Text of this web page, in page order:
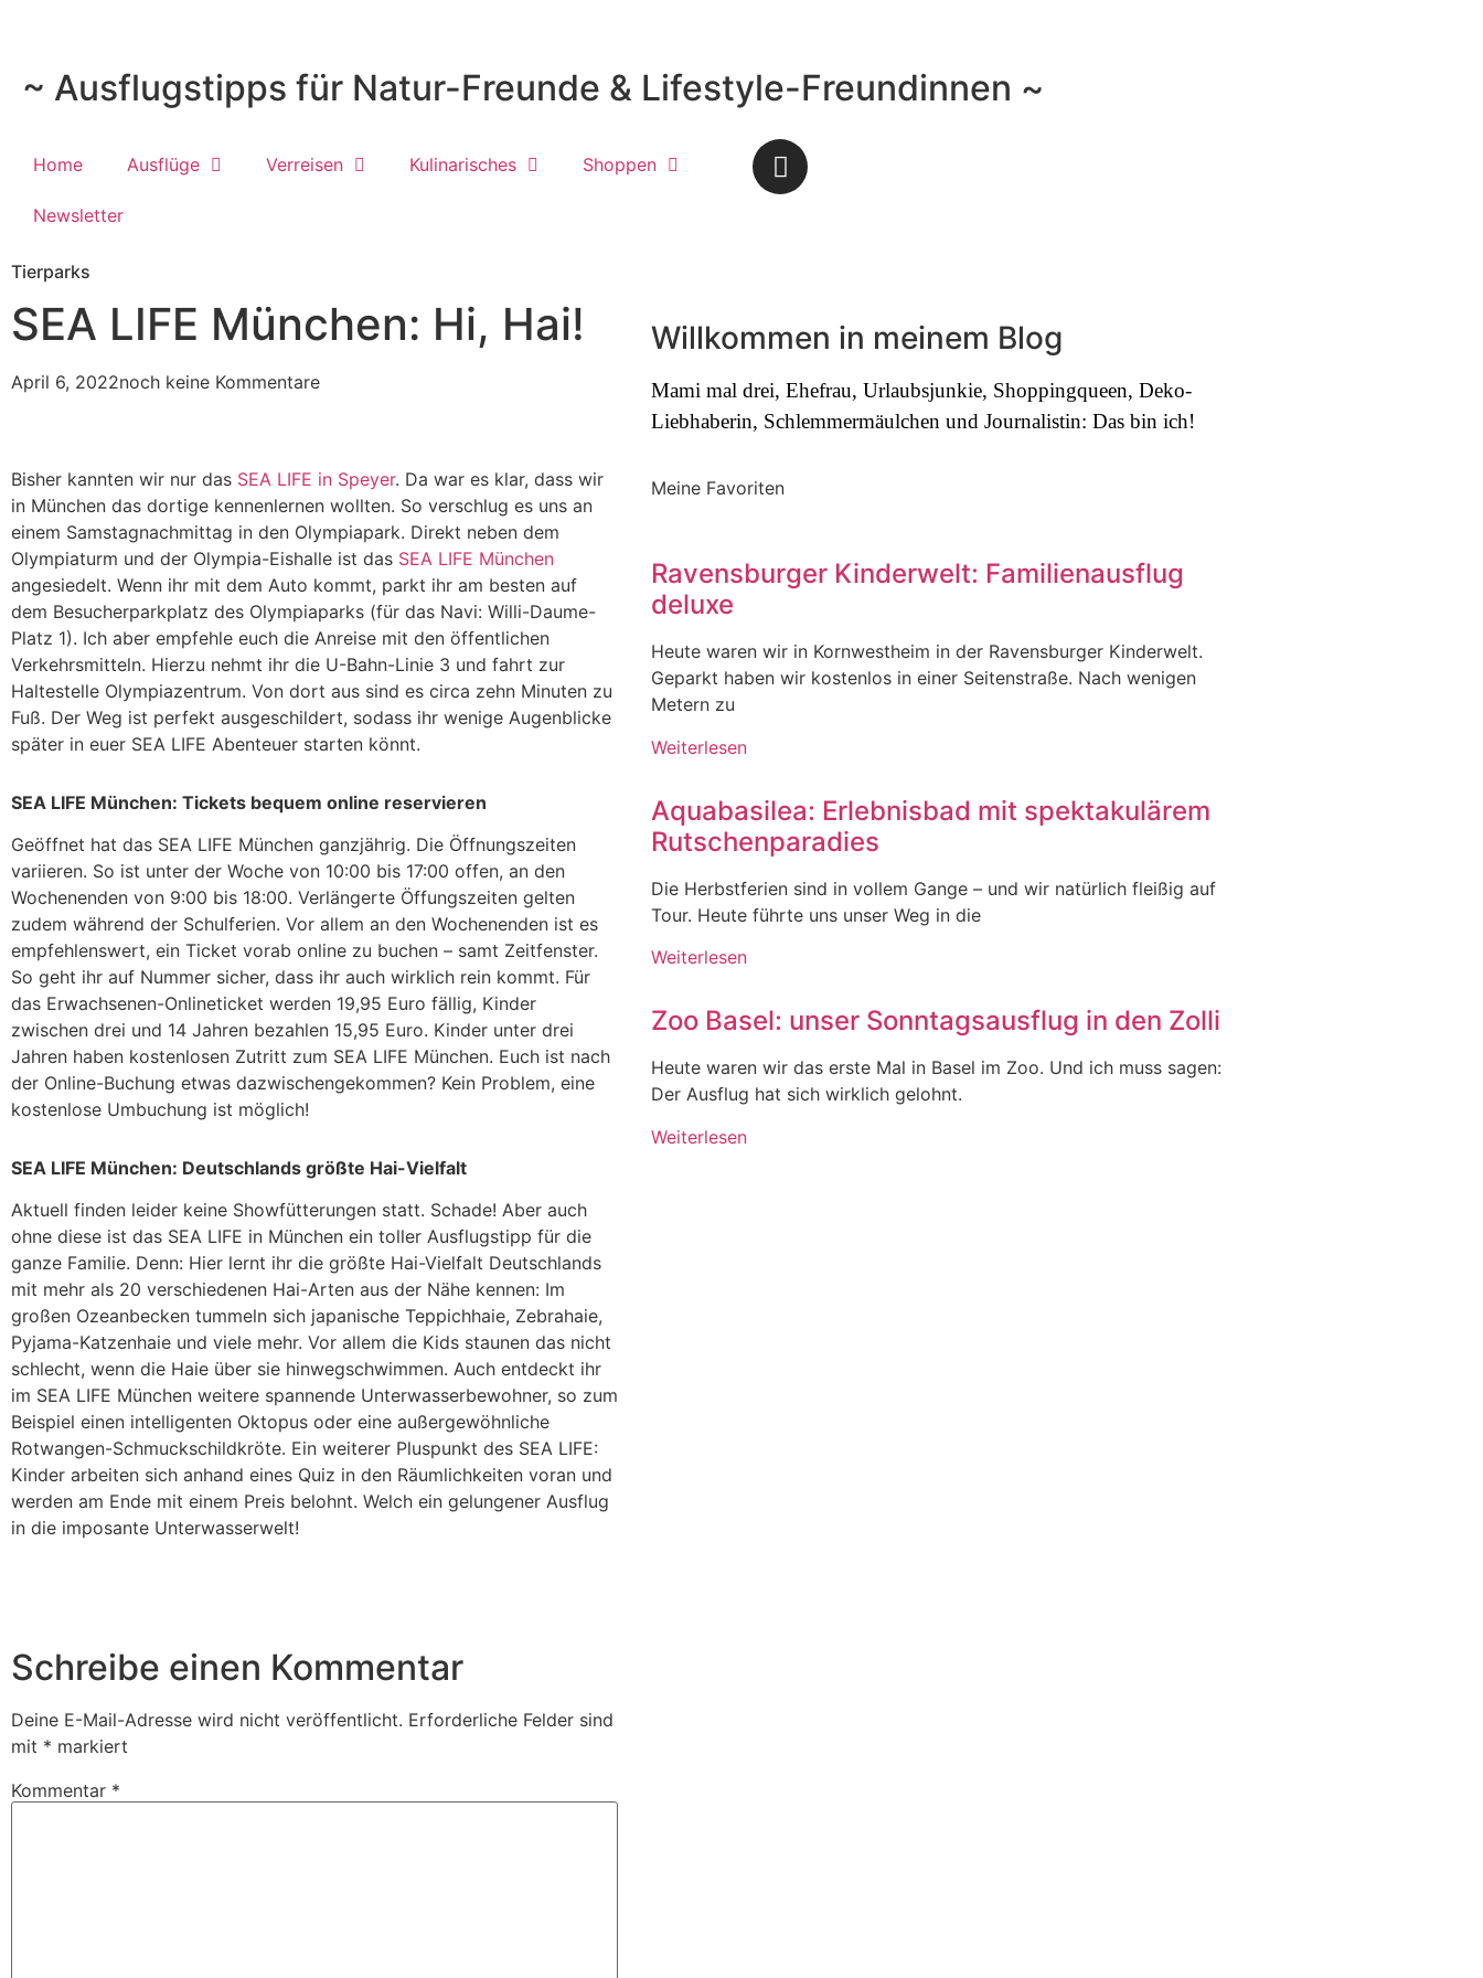
~ Ausflugstipps für Natur-Freunde & Lifestyle-Freundinnen ~
Home Ausflüge Verreisen Kulinarisches Shoppen
Newsletter
Tierparks
SEA LIFE München: Hi, Hai!
April 6, 2022noch keine Kommentare
Bisher kannten wir nur das SEA LIFE in Speyer. Da war es klar, dass wir
in München das dortige kennenlernen wollten. So verschlug es uns an
einem Samstagnachmittag in den Olympiapark. Direkt neben dem
Olympiaturm und der Olympia-Eishalle ist das SEA LIFE München
angesiedelt. Wenn ihr mit dem Auto kommt, parkt ihr am besten auf
dem Besucherparkplatz des Olympiaparks (für das Navi: Willi-Daume-
Platz 1). Ich aber empfehle euch die Anreise mit den öffentlichen
Verkehrsmitteln. Hierzu nehmt ihr die U-Bahn-Linie 3 und fahrt zur
Haltestelle Olympiazentrum. Von dort aus sind es circa zehn Minuten zu
Fuß. Der Weg ist perfekt ausgeschildert, sodass ihr wenige Augenblicke
später in euer SEA LIFE Abenteuer starten könnt.
SEA LIFE München: Tickets bequem online reservieren
Geöffnet hat das SEA LIFE München ganzjährig. Die Öffnungszeiten
variieren. So ist unter der Woche von 10:00 bis 17:00 offen, an den
Wochenenden von 9:00 bis 18:00. Verlängerte Öffungszeiten gelten
zudem während der Schulferien. Vor allem an den Wochenenden ist es
empfehlenswert, ein Ticket vorab online zu buchen – samt Zeitfenster.
So geht ihr auf Nummer sicher, dass ihr auch wirklich rein kommt. Für
das Erwachsenen-Onlineticket werden 19,95 Euro fällig, Kinder
zwischen drei und 14 Jahren bezahlen 15,95 Euro. Kinder unter drei
Jahren haben kostenlosen Zutritt zum SEA LIFE München. Euch ist nach
der Online-Buchung etwas dazwischengekommen? Kein Problem, eine
kostenlose Umbuchung ist möglich!
SEA LIFE München: Deutschlands größte Hai-Vielfalt
Aktuell finden leider keine Showfütterungen statt. Schade! Aber auch
ohne diese ist das SEA LIFE in München ein toller Ausflugstipp für die
ganze Familie. Denn: Hier lernt ihr die größte Hai-Vielfalt Deutschlands
mit mehr als 20 verschiedenen Hai-Arten aus der Nähe kennen: Im
großen Ozeanbecken tummeln sich japanische Teppichhaie, Zebrahaie,
Pyjama-Katzenhaie und viele mehr. Vor allem die Kids staunen das nicht
schlecht, wenn die Haie über sie hinwegschwimmen. Auch entdeckt ihr
im SEA LIFE München weitere spannende Unterwasserbewohner, so zum
Beispiel einen intelligenten Oktopus oder eine außergewöhnliche
Rotwangen-Schmuckschildkröte. Ein weiterer Pluspunkt des SEA LIFE:
Kinder arbeiten sich anhand eines Quiz in den Räumlichkeiten voran und
werden am Ende mit einem Preis belohnt. Welch ein gelungener Ausflug
in die imposante Unterwasserwelt!
Schreibe einen Kommentar
Deine E-Mail-Adresse wird nicht veröffentlicht. Erforderliche Felder sind
mit * markiert
Kommentar *
Willkommen in meinem Blog
Mami mal drei, Ehefrau, Urlaubsjunkie, Shoppingqueen, Deko-
Liebhaberin, Schlemmermäulchen und Journalistin: Das bin ich!
Meine Favoriten
Ravensburger Kinderwelt: Familienausflug
deluxe
Heute waren wir in Kornwestheim in der Ravensburger Kinderwelt.
Geparkt haben wir kostenlos in einer Seitenstraße. Nach wenigen
Metern zu
Weiterlesen
Aquabasilea: Erlebnisbad mit spektakulärem
Rutschenparadies
Die Herbstferien sind in vollem Gange – und wir natürlich fleißig auf
Tour. Heute führte uns unser Weg in die
Weiterlesen
Zoo Basel: unser Sonntagsausflug in den Zolli
Heute waren wir das erste Mal in Basel im Zoo. Und ich muss sagen:
Der Ausflug hat sich wirklich gelohnt.
Weiterlesen